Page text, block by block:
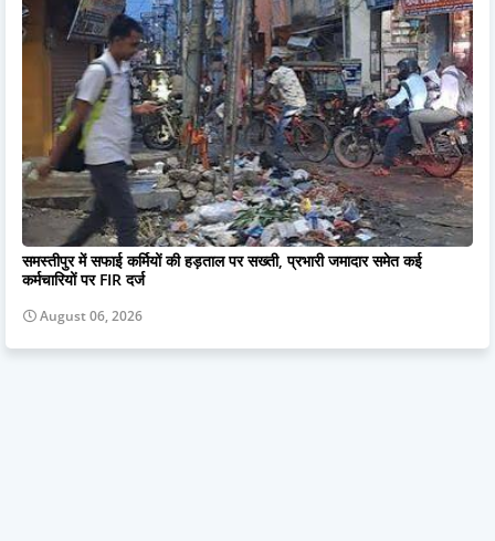
समस्तीपुर में सफाई कर्मियों की हड़ताल पर सख्ती, प्रभारी जमादार समेत कई
कर्मचारियों पर FIR दर्ज
August 06, 2026